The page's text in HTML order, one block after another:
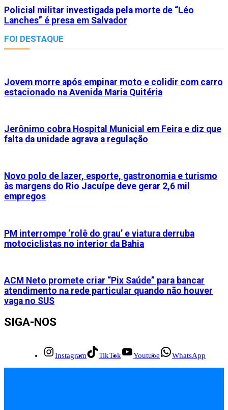
Policial militar investigada pela morte de “Léo
Lanches” é presa em Salvador
FOI DESTAQUE
Jovem morre após empinar moto e colidir com carro
estacionado na Avenida Maria Quitéria
Jerônimo cobra Hospital Municial em Feira e diz que
falta da unidade agrava a regulação
Novo polo de lazer, esporte, gastronomia e turismo
às margens do Rio Jacuípe deve gerar 2,6 mil
empregos
PM interrompe ‘rolê do grau’ e viatura derruba
motociclistas no interior da Bahia
ACM Neto promete criar “Pix Saúde” para bancar
atendimento na rede particular quando não houver
vaga no SUS
SIGA-NOS
Instagram TikTok Youtube WhatsApp